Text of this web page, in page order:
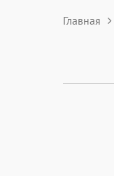
Главная